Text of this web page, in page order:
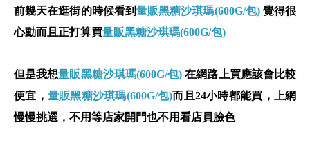
前幾天在逛街的時候看到量販黑糖沙琪瑪(600G/包)覺得很
心動而且正打算買量販黑糖沙琪瑪(600G/包)
但是我想量販黑糖沙琪瑪(600G/包) 在網路上買應該會比較
便宜， 量販黑糖沙琪瑪(600G/包)而且24小時都能買，上網
慢慢挑選，不用等店家開門也不用看店員臉色